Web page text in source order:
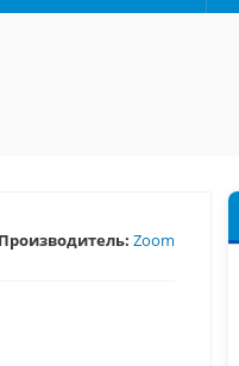
Производитель: Zoom